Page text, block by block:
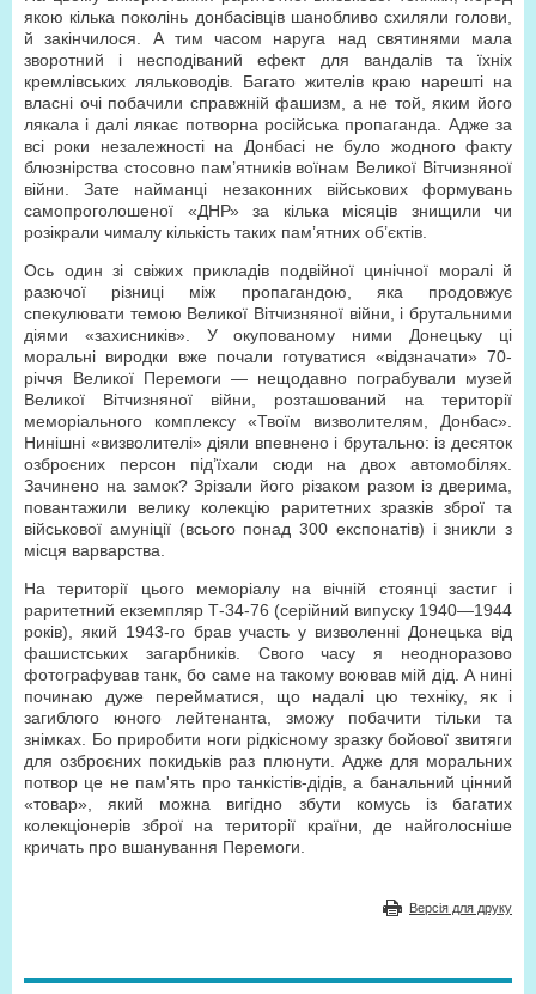
якою кілька поколінь донбасівців шанобливо схиляли голови,
й закінчилося. А тим часом наруга над святинями мала
зворотний і несподіваний ефект для вандалів та їхніх
кремлівських ляльководів. Багато жителів краю нарешті на
власні очі побачили справжній фашизм, а не той, яким його
лякала і далі лякає потворна російська пропаганда. Адже за
всі роки незалежності на Донбасі не було жодного факту
блюзнірства стосовно пам’ятників воїнам Великої Вітчизняної
війни. Зате найманці незаконних військових формувань
самопроголошеної «ДНР» за кілька місяців знищили чи
розікрали чималу кількість таких пам’ятних об’єктів.
Ось один зі свіжих прикладів подвійної цинічної моралі й
разючої різниці між пропагандою, яка продовжує
спекулювати темою Великої Вітчизняної війни, і брутальними
діями «захисників». У окупованому ними Донецьку ці
моральні виродки вже почали готуватися «відзначати» 70-
річчя Великої Перемоги — нещодавно пограбували музей
Великої Вітчизняної війни, розташований на території
меморіального комплексу «Твоїм визволителям, Донбас».
Нинішні «визволителі» діяли впевнено і брутально: із десяток
озброєних персон під’їхали сюди на двох автомобілях.
Зачинено на замок? Зрізали його різаком разом із дверима,
повантажили велику колекцію раритетних зразків зброї та
військової амуніції (всього понад 300 експонатів) і зникли з
місця варварства.
На території цього меморіалу на вічній стоянці застиг і
раритетний екземпляр Т-34-76 (серійний випуску 1940—1944
років), який 1943-го брав участь у визволенні Донецька від
фашистських загарбників. Свого часу я неодноразово
фотографував танк, бо саме на такому воював мій дід. А нині
починаю дуже перейматися, що надалі цю техніку, як і
загиблого юного лейтенанта, зможу побачити тільки та
знімках. Бо приробити ноги рідкісному зразку бойової звитяги
для озброєних покидьків раз плюнути. Адже для моральних
потвор це не пам'ять про танкістів-дідів, а банальний цінний
«товар», який можна вигідно збути комусь із багатих
колекціонерів зброї на території країни, де найголосніше
кричать про вшанування Перемоги.
Версія для друку